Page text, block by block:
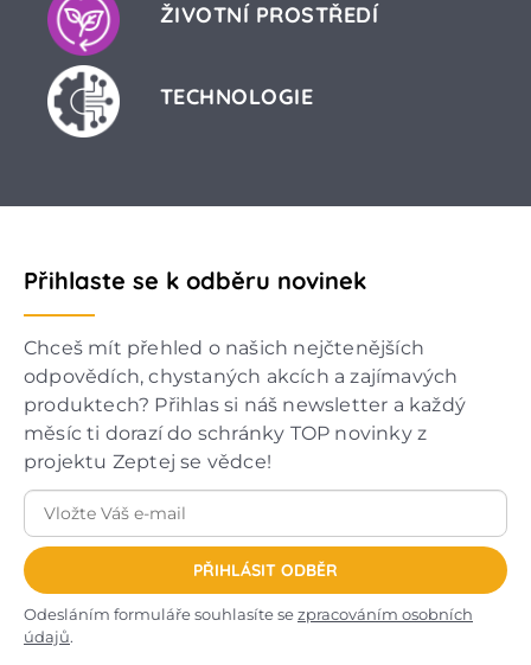
ŽIVOTNÍ PROSTŘEDÍ
TECHNOLOGIE
Přihlaste se k odběru novinek
Chceš mít přehled o našich nejčtenějších
odpovědích, chystaných akcích a zajímavých
produktech? Přihlas si náš newsletter a každý
měsíc ti dorazí do schránky TOP novinky z
projektu Zeptej se vědce!
PŘIHLÁSIT ODBĚR
Odesláním formuláře souhlasíte sezpracováním osobních
údajů.